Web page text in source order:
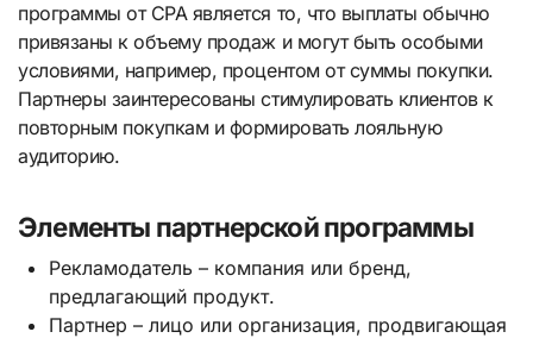
программы от CPA является то, что выплаты обычно
привязаны к объему продаж и могут быть особыми
условиями, например, процентом от суммы покупки.
Партнеры заинтересованы стимулировать клиентов к
повторным покупкам и формировать лояльную
аудиторию.
Элементы партнерской программы
Рекламодатель – компания или бренд,
предлагающий продукт.
Партнер – лицо или организация, продвигающая